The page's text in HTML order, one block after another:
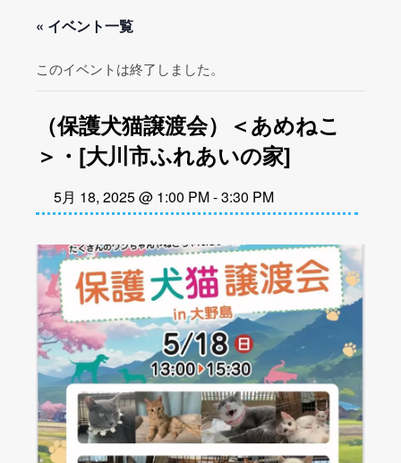
« イベント一覧
このイベントは終了しました。
（保護犬猫譲渡会）＜あめねこ
＞・[大川市ふれあいの家]
5月 18, 2025 @ 1:00 PM-3:30 PM